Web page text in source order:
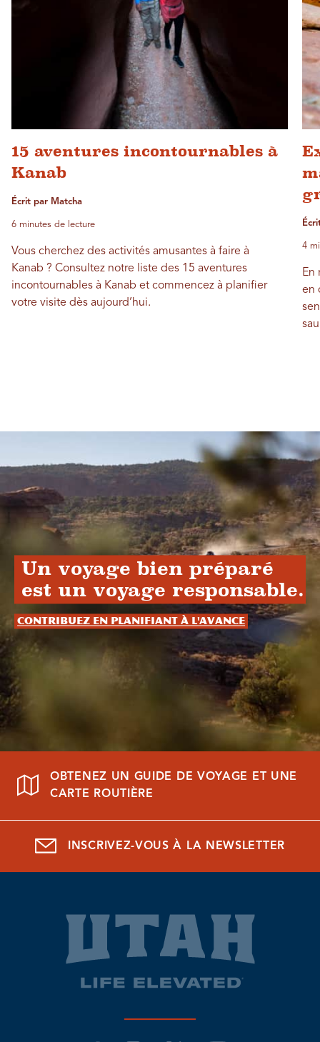
15 aventures incontournables à
Kanab
Écrit par Matcha
6 minutes de lecture
Vous cherchez des activités amusantes à faire à
Kanab ? Consultez notre liste des 15 aventures
incontournables à Kanab et commencez à planifier
votre visite dès aujourd’hui.
4
En
en
Un voyage bien préparé
est un voyage responsable.
Contribuez en planifiant à l'avance
OBTENEZ UN GUIDE DE VOYAGE ET UNE
CARTE ROUTIÈRE
INSCRIVEZ-VOUS À LA NEWSLETTER